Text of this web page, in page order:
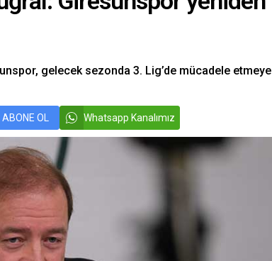
gelecek sezonda 3. Lig’de mücadele etmeye
ABONE OL Whatsapp Kanalımız